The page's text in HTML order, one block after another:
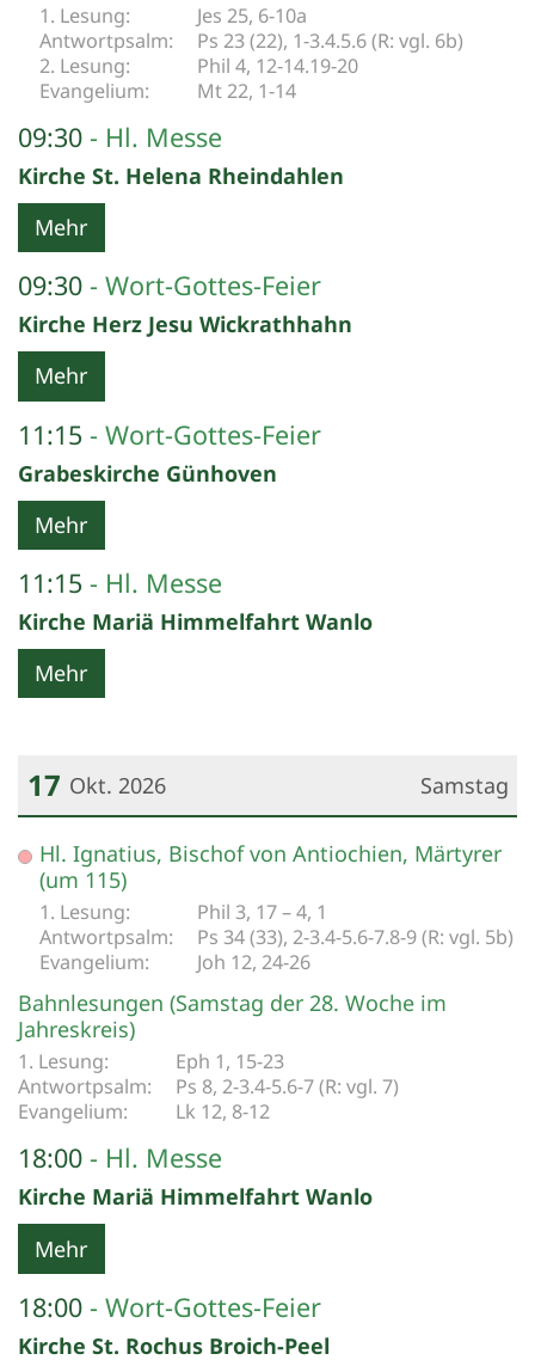
Jes 25, 6-10a
Ps 23 (22), 1-3.4.5.6 (R: vgl. 6b)
Phil 4, 12-14.19-20
Mt 22, 1-14
09:30 Hl. Messe
Kirche St. Helena Rheindahlen
Mehr
09:30 Wort-Gottes-Feier
Kirche Herz Jesu Wickrathhahn
Mehr
11:15 Wort-Gottes-Feier
Grabeskirche Günhoven
Mehr
11:15 Hl. Messe
Kirche Mariä Himmelfahrt Wanlo
Mehr
Samstag
17 Okt. 2026
Datum: 17. Oktober 2026
Hl. Ignatius, Bischof von Antiochien, Märtyrer
(um 115)
Phil 3, 17 – 4, 1
Ps 34 (33), 2-3.4-5.6-7.8-9 (R: vgl. 5b)
Joh 12, 24-26
Bahnlesungen (Samstag der 28. Woche im
Jahreskreis)
Eph 1, 15-23
Ps 8, 2-3.4-5.6-7 (R: vgl. 7)
Lk 12, 8-12
18:00 Hl. Messe
Kirche Mariä Himmelfahrt Wanlo
Mehr
18:00 Wort-Gottes-Feier
Kirche St. Rochus Broich-Peel